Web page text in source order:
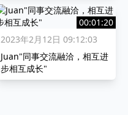
00:01:20
2023年2月12日 09:12:03
Juan"同事交流融洽，相互进
步相互成长"